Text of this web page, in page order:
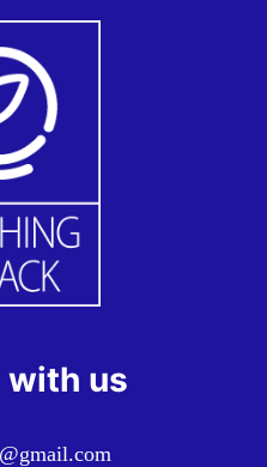
with us